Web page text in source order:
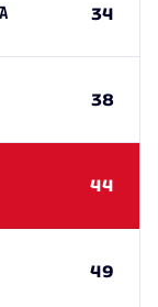
34
38
44
49